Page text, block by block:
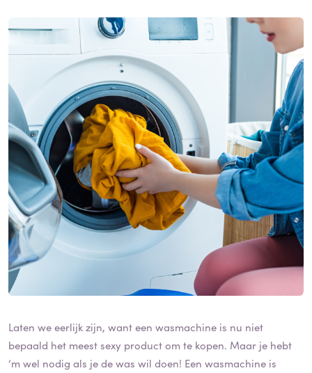
Laten we eerlijk zijn, want een wasmachine is nu niet
bepaald het meest sexy product om te kopen. Maar je hebt
‘m wel nodig als je de was wil doen! Een wasmachine is